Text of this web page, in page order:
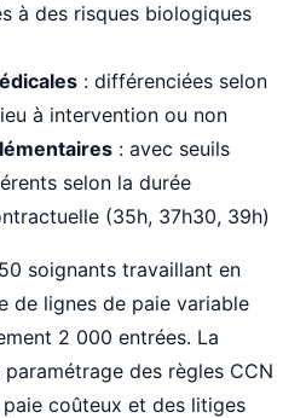
à des risques biologiques
: différenciées selon
à intervention ou non
: avec seuils
selon la durée
(35h, 37h30, 39h)
soignants travaillant en
de lignes de paie variable
2 000 entrées. La
des règles CCN
coûteux et des litiges